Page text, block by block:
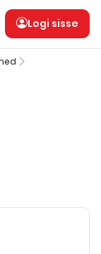
Logi sisse